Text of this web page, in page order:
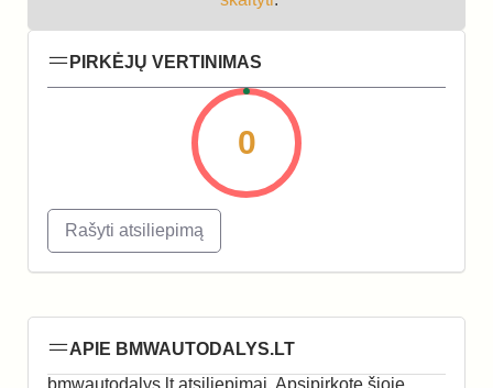
PIRKĖJŲ VERTINIMAS
0
Rašyti atsiliepimą
APIE BMWAUTODALYS.LT